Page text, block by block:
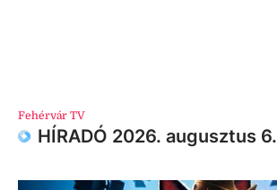
Fehérvár TV
HÍRADÓ 2026. augusztus 6.